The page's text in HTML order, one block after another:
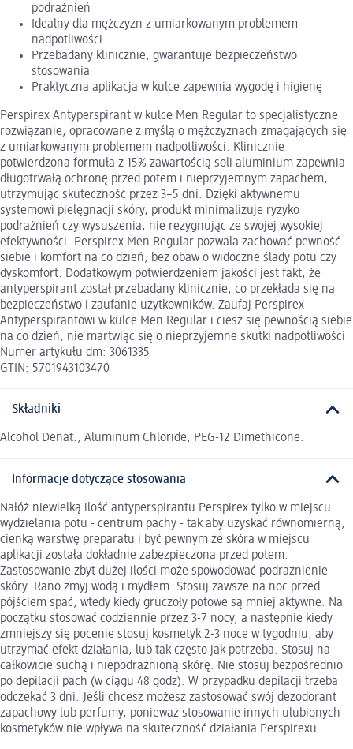
podrażnień
Idealny dla mężczyzn z umiarkowanym problemem
nadpotliwości
Przebadany klinicznie, gwarantuje bezpieczeństwo
stosowania
Praktyczna aplikacja w kulce zapewnia wygodę i higienę
Perspirex Antyperspirant w kulce Men Regular to specjalistyczne
rozwiązanie, opracowane z myślą o mężczyznach zmagających się
z umiarkowanym problemem nadpotliwości. Klinicznie
potwierdzona formuła z 15% zawartością soli aluminium zapewnia
długotrwałą ochronę przed potem i nieprzyjemnym zapachem,
utrzymując skuteczność przez 3–5 dni. Dzięki aktywnemu
systemowi pielęgnacji skóry, produkt minimalizuje ryzyko
podrażnień czy wysuszenia, nie rezygnując ze swojej wysokiej
efektywności. Perspirex Men Regular pozwala zachować pewność
siebie i komfort na co dzień, bez obaw o widoczne ślady potu czy
dyskomfort. Dodatkowym potwierdzeniem jakości jest fakt, że
antyperspirant został przebadany klinicznie, co przekłada się na
bezpieczeństwo i zaufanie użytkowników. Zaufaj Perspirex
Antyperspirantowi w kulce Men Regular i ciesz się pewnością siebie
na co dzień, nie martwiąc się o nieprzyjemne skutki nadpotliwości
Numer artykułu dm: 3061335
GTIN: 5701943103470
Składniki
Alcohol Denat., Aluminum Chloride, PEG-12 Dimethicone.
Informacje dotyczące stosowania
Nałóż niewielką ilość antyperspirantu Perspirex tylko w miejscu
wydzielania potu - centrum pachy - tak aby uzyskać równomierną,
cienką warstwę preparatu i być pewnym że skóra w miejscu
aplikacji została dokładnie zabezpieczona przed potem.
Zastosowanie zbyt dużej ilości może spowodować podrażnienie
skóry. Rano zmyj wodą i mydłem. Stosuj zawsze na noc przed
pójściem spać, wtedy kiedy gruczoły potowe są mniej aktywne. Na
początku stosować codziennie przez 3-7 nocy, a następnie kiedy
zmniejszy się pocenie stosuj kosmetyk 2-3 noce w tygodniu, aby
utrzymać efekt działania, lub tak często jak potrzeba. Stosuj na
całkowicie suchą i niepodrażnioną skórę. Nie stosuj bezpośrednio
po depilacji pach (w ciągu 48 godz). W przypadku depilacji trzeba
odczekać 3 dni. Jeśli chcesz możesz zastosować swój dezodorant
zapachowy lub perfumy, ponieważ stosowanie innych ulubionych
kosmetyków nie wpływa na skuteczność działania Perspirexu.